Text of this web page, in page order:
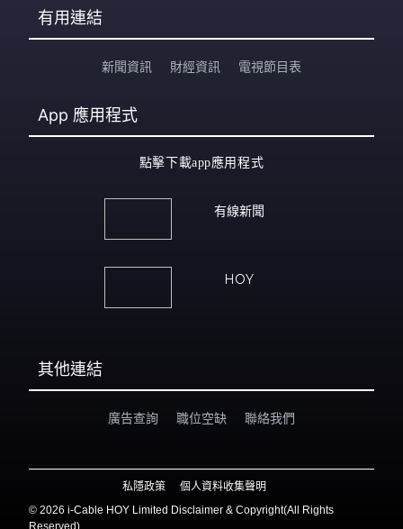
有用連結
新聞資訊 財經資訊 電視節目表
App 應用程式
點擊下載app應用程式
有線新聞
HOY
其他連結
廣告查詢 職位空缺 聯絡我們
私隱政策
個人資料收集聲明
© 2026 i-Cable HOY Limited Disclaimer & Copyright(All Rights
Reserved)